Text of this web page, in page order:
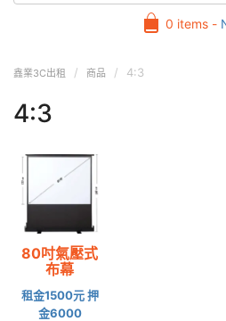
0 items -
鑫業3C出租 商品 4:3
4:3
80吋氣壓式
布幕
租金1500元 押
金6000